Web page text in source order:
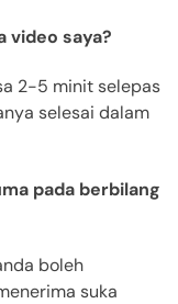
video saya?
2-5 minit selepas
selesai dalam
pada berbilang
boleh
suka